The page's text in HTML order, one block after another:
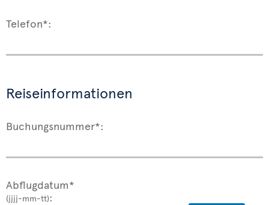
Telefon*:
Reiseinformationen
Buchungsnummer*:
Abflugdatum*
(jjjj-mm-tt):